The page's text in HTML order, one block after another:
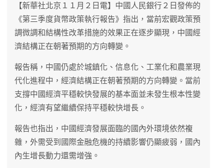
【新華社北京１１月２日電】中國人民銀行２日發佈的
《第三季度貨幣政策執行報告》指出，當前宏觀政策預
調微調和結構性改革措施的效果正在逐步顯現，中國經
濟結構正在朝著預期的方向轉變。
報告稱，中國仍處於城鎮化、信息化、工業化和農業現
代化進程中，經濟結構正在朝著預期的方向轉變。當前
支撐中國經濟平穩較快發展的基本面並未發生根本性變
化，經濟有望繼續保持平穩較快增長。
報告也指出，中國經濟發展面臨的國內外環境依然複
雜，外需受到國際金融危機的持續影響仍顯疲弱，國內
內生增長動力還需增強。